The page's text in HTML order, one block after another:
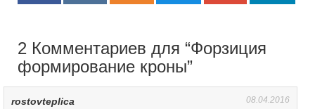
2 Комментариев для “Форзиция
формирование кроны”
rostovteplica 08.04.2016